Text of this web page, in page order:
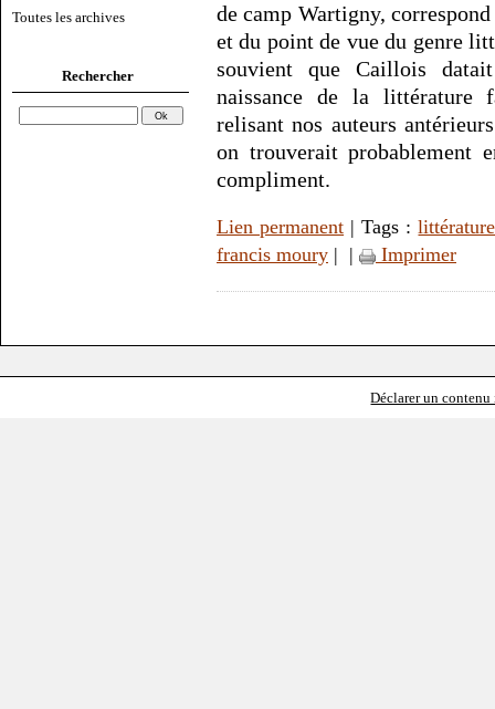
Toutes les archives
Rechercher
de camp Wartigny,
et du point de vue du genre
souvient que Caillois
naissance de la littérature
relisant nos auteurs
on trouverait probablement
compliment.
Lien permanent | Tags :littérature
francis moury | | Imprimer
Déclarer un